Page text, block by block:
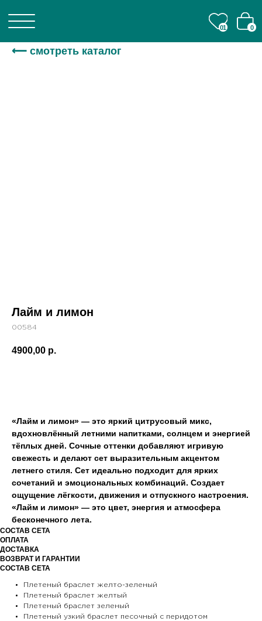
⟵ смотреть каталог
Лайм и лимон
00584
4900,00 р.
«Лайм и лимон» — это яркий цитрусовый микс,
вдохновлённый летними напитками, солнцем и энергией
тёплых дней. Сочные оттенки добавляют игривую
свежесть и делают сет выразительным акцентом
летнего стиля. Сет идеально подходит для ярких
сочетаний и эмоциональных комбинаций. Создает
ощущение лёгкости, движения и отпускного настроения.
«Лайм и лимон» — это цвет, энергия и атмосфера
бесконечного лета.
СОСТАВ СЕТА
ОПЛАТА
ДОСТАВКА
ВОЗВРАТ И ГАРАНТИИ
СОСТАВ СЕТА
Плетеный браслет желто-зеленый
Плетеный браслет желтый
Плетеный браслет зеленый
Плетеный узкий браслет песочный с перидотом